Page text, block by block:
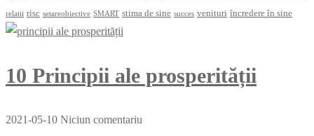
relatii risc setareobiective SMART stima de sine succes venituri încredere în sine
10 Principii ale prosperității
2021-05-10 Niciun comentariu